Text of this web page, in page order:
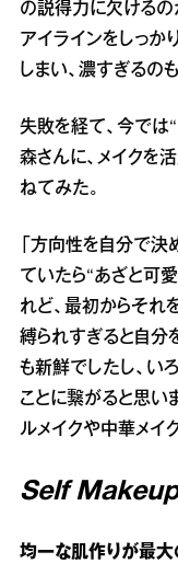
の説得力に欠けるの
アイラインをしっか
しまい、濃すぎるのも
失敗を経て、今では
森さんに、メイクを
ねてみた。
「方向性を自分で決
ていたら“あざと可
れど、最初からそれ
縛られすぎると自分
も新鮮でしたし、い
ことに繋がると思い
ルメイクや中華メイ
Self Makeup
均一な肌作りが最大